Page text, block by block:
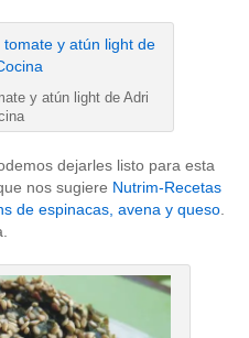
y atún light de Adri
dejarles listo para esta
nos sugiere Nutrim-Recetas
de espinacas, avena y queso.